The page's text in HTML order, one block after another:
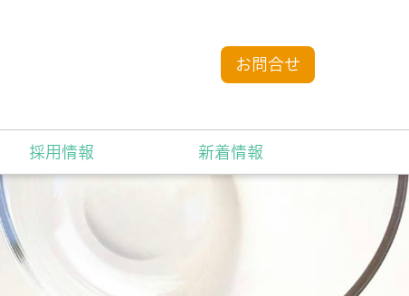
お問合せ
採用情報 新着情報